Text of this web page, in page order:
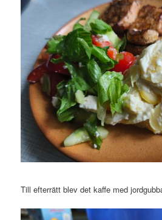
Till efterrätt blev det kaffe med